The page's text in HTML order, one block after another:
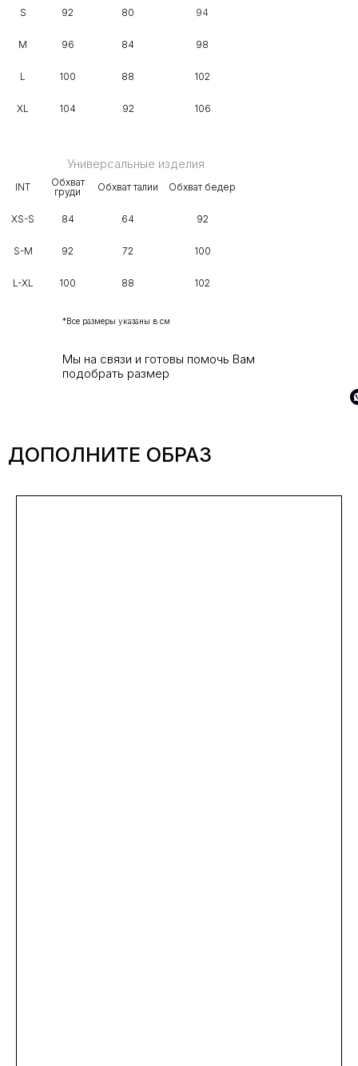
*Все размеры указаны в см
Мы на связи и готовы помочь Вам
подобрать размер
106
92
104
XL
102
88
100
L
98
84
96
M
94
80
92
S
100
72
92
S-M
102
88
100
L-XL
92
64
84
XS-S
Обхват бедер
Обхват талии
Обхват
груди
INT
Универсальные изделия
ДОПОЛНИТЕ ОБРАЗ